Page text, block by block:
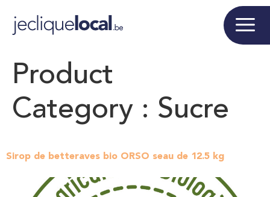
Product
Category : Sucre
Sirop de betteraves bio ORSO seau de 12.5 kg